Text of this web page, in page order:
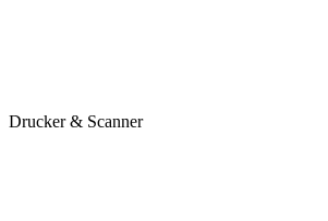
Drucker & Scanner